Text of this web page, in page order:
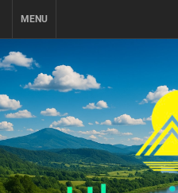
MENU